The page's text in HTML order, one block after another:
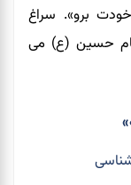
برو». سراغ
حسین (ع) می‌